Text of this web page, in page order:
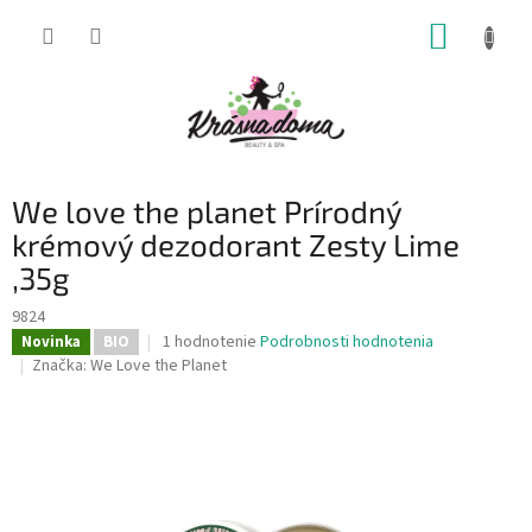
We love the planet Prírodný
krémový dezodorant Zesty Lime
,35g
9824
Novinka BIO
Priemerné
hodnotenie
1 hodnotenie Podrobnosti hodnotenia
Značka: We Love the Planet